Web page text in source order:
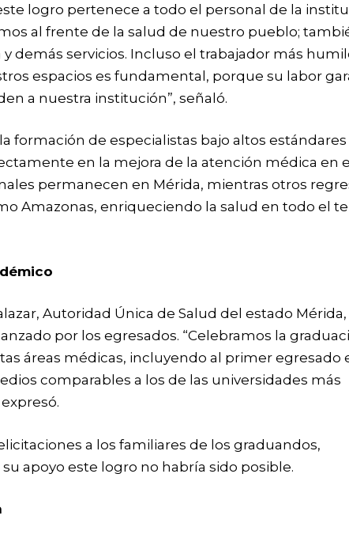
logro pertenece a todo el personal de la
al frente de la salud de nuestro pueblo;
demás servicios. Incluso el trabajador más
espacios es fundamental, porque su labor
a nuestra institución”, señaló.
formación de especialistas bajo altos estándares
en la mejora de la atención médica en
permanecen en Mérida, mientras otros
Amazonas, enriqueciendo la salud en todo el
Autoridad Única de Salud del estado
por los egresados. “Celebramos la
áreas médicas, incluyendo al primer egresado
comparables a los de las universidades más
a los familiares de los graduandos,
apoyo este logro no habría sido posible.